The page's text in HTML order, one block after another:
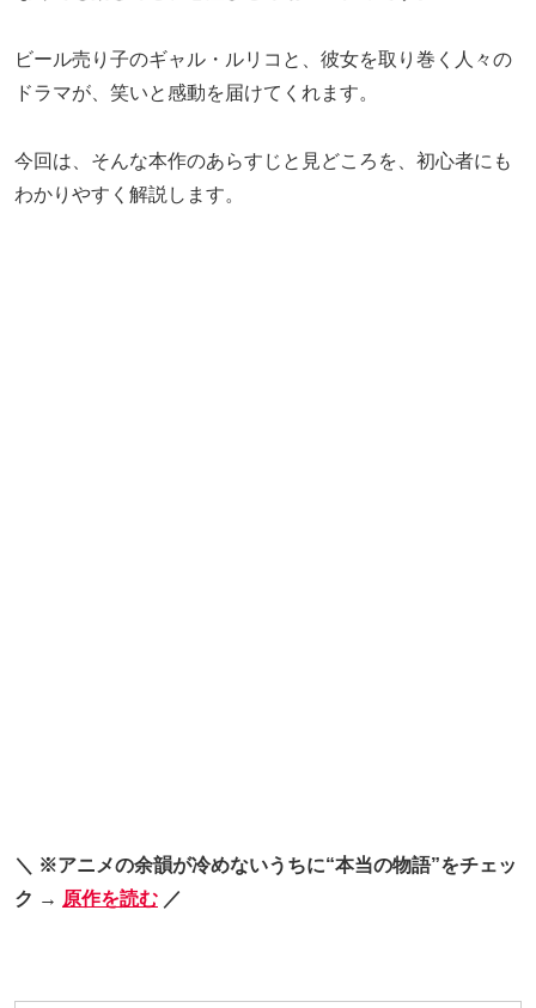
ビール売り子のギャル・ルリコと、彼女を取り巻く人々の
ドラマが、笑いと感動を届けてくれます。
今回は、そんな本作のあらすじと見どころを、初心者にも
わかりやすく解説します。
＼ ※アニメの余韻が冷めないうちに“本当の物語”をチェッ
ク → 原作を読む ／